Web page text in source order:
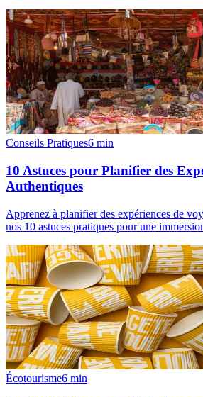
Conseils Pratiques6 min
10 Astuces pour Planifier des
Authentiques
Apprenez à planifier des expériences de
nos 10 astuces pratiques pour une
Écotourisme6 min